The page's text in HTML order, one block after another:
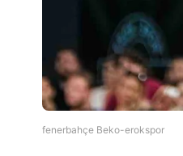
fenerbahçe Beko-erokspor